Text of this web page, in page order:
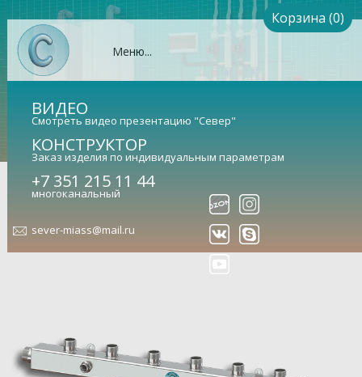
Меню...
Корзина (0)
ВИДЕО
Смотреть видео презентацию "Север"
КОНСТРУКТОР
Заказ изделия по индивидуальным параметрам
+7 351 215 11 44
многоканальный
sever-miass@mail.ru
Коллектор Север-КМ4 (Aisi)
(сталь нержавеющая)
Гидравлический коллектор универсальный (арт.